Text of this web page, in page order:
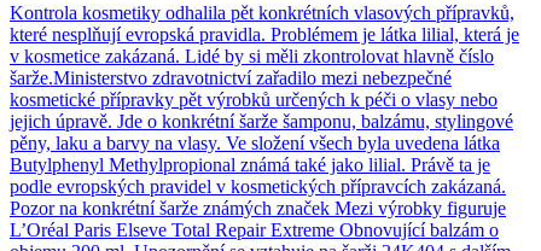
Kontrola kosmetiky odhalila pět konkrétních vlasových přípravků,
které nesplňují evropská pravidla. Problémem je látka lilial, která je
v kosmetice zakázaná. Lidé by si měli zkontrolovat hlavně číslo
šarže.Ministerstvo zdravotnictví zařadilo mezi nebezpečné
kosmetické přípravky pět výrobků určených k péči o vlasy nebo
jejich úpravě. Jde o konkrétní šarže šamponu, balzámu, stylingové
pěny, laku a barvy na vlasy. Ve složení všech byla uvedena látka
Butylphenyl Methylpropional známá také jako lilial. Právě ta je
podle evropských pravidel v kosmetických přípravcích zakázaná.
Pozor na konkrétní šarže známých značek Mezi výrobky figuruje
L’Oréal Paris Elseve Total Repair Extreme Obnovující balzám o